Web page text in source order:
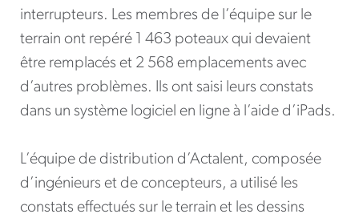
interrupteurs. Les membres de l’équipe sur le
terrain ont repéré 1 463 poteaux qui devaient
être remplacés et 2 568 emplacements avec
d’autres problèmes. Ils ont saisi leurs constats
dans un système logiciel en ligne à l’aide d’iPads.
L’équipe de distribution d’Actalent, composée
d’ingénieurs et de concepteurs, a utilisé les
constats effectués sur le terrain et les dessins